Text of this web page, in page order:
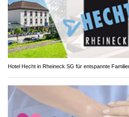
Hotel Hecht in Rheineck SG für entspannte